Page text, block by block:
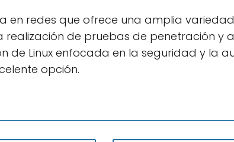
en redes que ofrece una amplia
de pruebas de penetración y
de Linux enfocada en la seguridad y la
opción.